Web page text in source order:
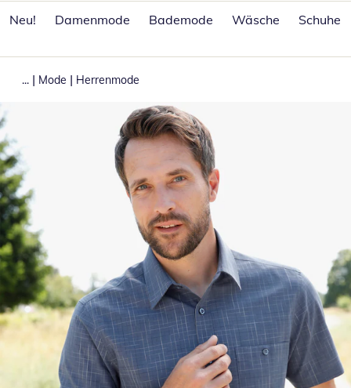
Neu!
Damenmode Bademode Wäsche Schuhe
... | Mode | Herrenmode